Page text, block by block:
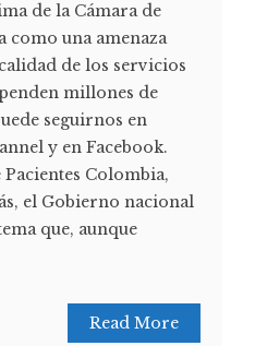
de la Cámara de
como una amenaza
de los servicios
millones de
seguirnos en
y en Facebook.
Colombia,
el Gobierno nacional
que, aunque
Read More